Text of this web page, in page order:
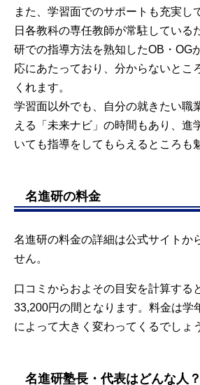
また、学習面でのサポートも充実し
日各教科の専任教師が常駐している
研での指導方法を熟知したOB・OG
応にあたっており、分からないとこ
くれます。
学習面以外でも、自分の就きたい職
える「未来ナビ」の時間もあり、進
いても指導をしてもらえるところも
名進研の料金
名進研の料金の詳細は公式サイトか
せん。
口コミからおよその目安を計算する
33,200円の間となります。料金は学
によって大きく変わってくるでしょ
名進研塾長・代表はどんな人？